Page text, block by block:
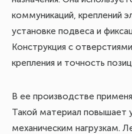
коммуникаций, креплений
установке подвеса и
Конструкция с
крепления и точность
В ее производстве
Такой материал повышает
механическим нагрузкам.